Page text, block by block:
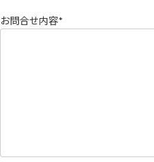
お問合せ内容*